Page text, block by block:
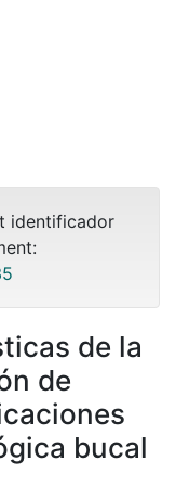
identificador
de la
de
bucal